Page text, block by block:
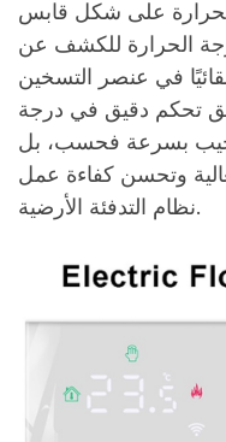
على شكل قابس
الحرارة للكشف عن
في عنصر التسخين
تحكم دقيق في درجة
بسرعة فحسب، بل
وتحسن كفاءة عمل
نظام التدفئة الأرضية.